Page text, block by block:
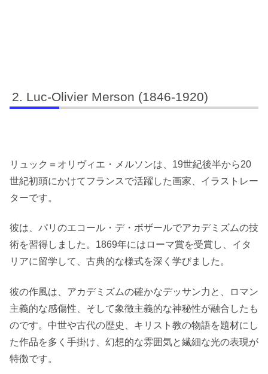
Luc-Olivier Merson (1846-1920)
リュック＝オリヴィエ・メルソンは、19世紀後半から20
世紀初頭にかけてフランスで活躍した画家、イラストレー
ターです。
彼は、パリのエコール・デ・ボザールでアカデミズムの技
術を習得しました。1869年にはローマ賞を受賞し、イタ
リアに留学して、古典的な様式を深く学びました。
彼の作風は、アカデミズムの確かなデッサン力と、ロマン
主義的な感傷性、そして象徴主義的な神秘性が融合したも
のです。中世や古代の歴史、キリスト教の物語を題材にし
た作品を多く手掛け、幻想的な雰囲気と繊細な光の表現が
特徴です。